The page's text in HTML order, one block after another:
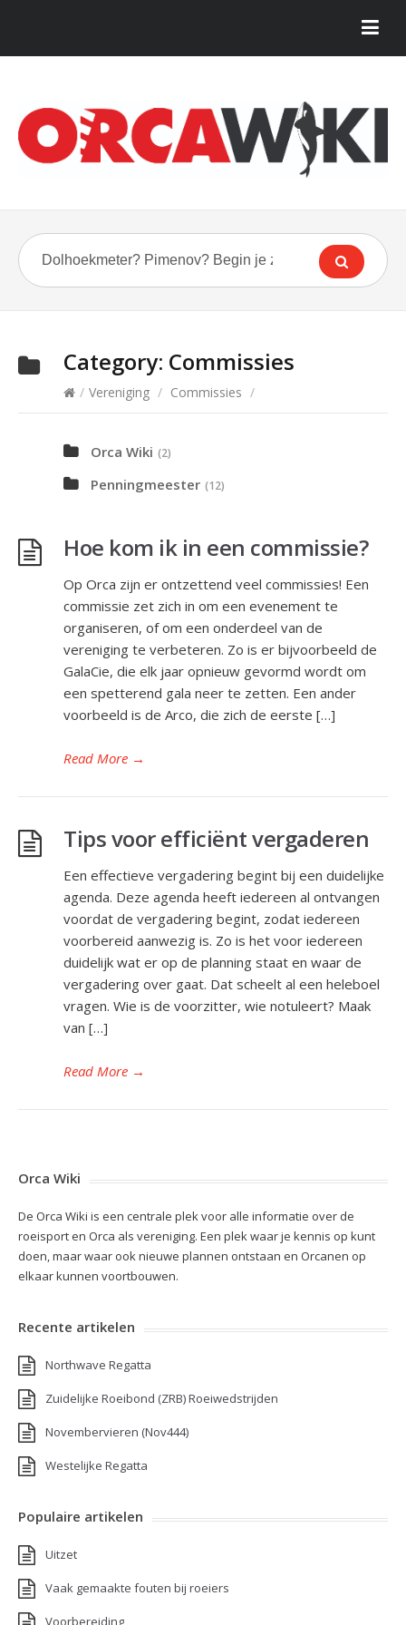
Category: Commissies
/ Vereniging / Commissies /
Orca Wiki (2)
Penningmeester (12)
Hoe kom ik in een commissie?
Op Orca zijn er ontzettend veel commissies! Een
commissie zet zich in om een evenement te
organiseren, of om een onderdeel van de
vereniging te verbeteren. Zo is er bijvoorbeeld de
GalaCie, die elk jaar opnieuw gevormd wordt om
een spetterend gala neer te zetten. Een ander
voorbeeld is de Arco, die zich de eerste […]
Read More →
Tips voor efficiënt vergaderen
Een effectieve vergadering begint bij een duidelijke
agenda. Deze agenda heeft iedereen al ontvangen
voordat de vergadering begint, zodat iedereen
voorbereid aanwezig is. Zo is het voor iedereen
duidelijk wat er op de planning staat en waar de
vergadering over gaat. Dat scheelt al een heleboel
vragen. Wie is de voorzitter, wie notuleert? Maak
van […]
Read More →
Orca Wiki
De Orca Wiki is een centrale plek voor alle informatie over de
roeisport en Orca als vereniging. Een plek waar je kennis op kunt
doen, maar waar ook nieuwe plannen ontstaan en Orcanen op
elkaar kunnen voortbouwen.
Recente artikelen
Northwave Regatta
Zuidelijke Roeibond (ZRB) Roeiwedstrijden
Novembervieren (Nov444)
Westelijke Regatta
Populaire artikelen
Uitzet
Vaak gemaakte fouten bij roeiers
Voorbereiding